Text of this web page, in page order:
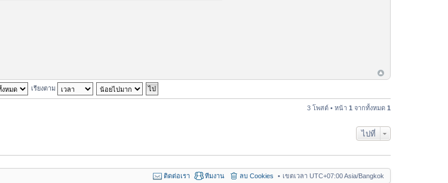
เรียงตาม
3 โพสต์ • หน้า 1 จากทั้งหมด 1
ไปที่
เขตเวลา UTC+07:00 Asia/Bangkok
ลบ Cookies
ทีมงาน
ติดต่อเรา